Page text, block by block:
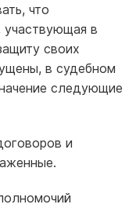
что
участвующая в
своих
в судебном
следующие
и